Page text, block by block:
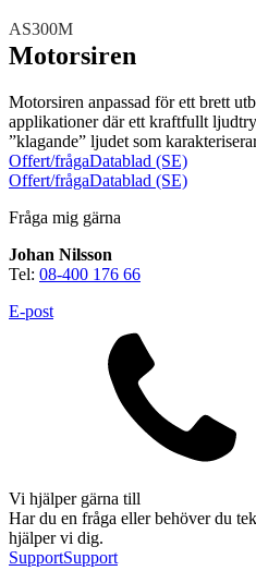
Offertförfrågan
Brand
BlixtljusSirener
Larmsystem Larmklockor
SirenerKombinerade enheter
AS300M
Motorsiren
Motorsiren anpassad för ett brett
applikationer där ett kraftfullt
”klagande” ljudet som
Offert/frågaDatablad (SE)
Offert/frågaDatablad (SE)
Fråga mig gärna
Johan Nilsson
Tel: 08-400 176 66
E-post
Vi hjälper gärna till
Har du en fråga eller behöver du
hjälper vi dig.
SupportSupport